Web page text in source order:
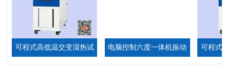
可程式高低温交变湿热试 电脑控制六度一体机振动 可程式高